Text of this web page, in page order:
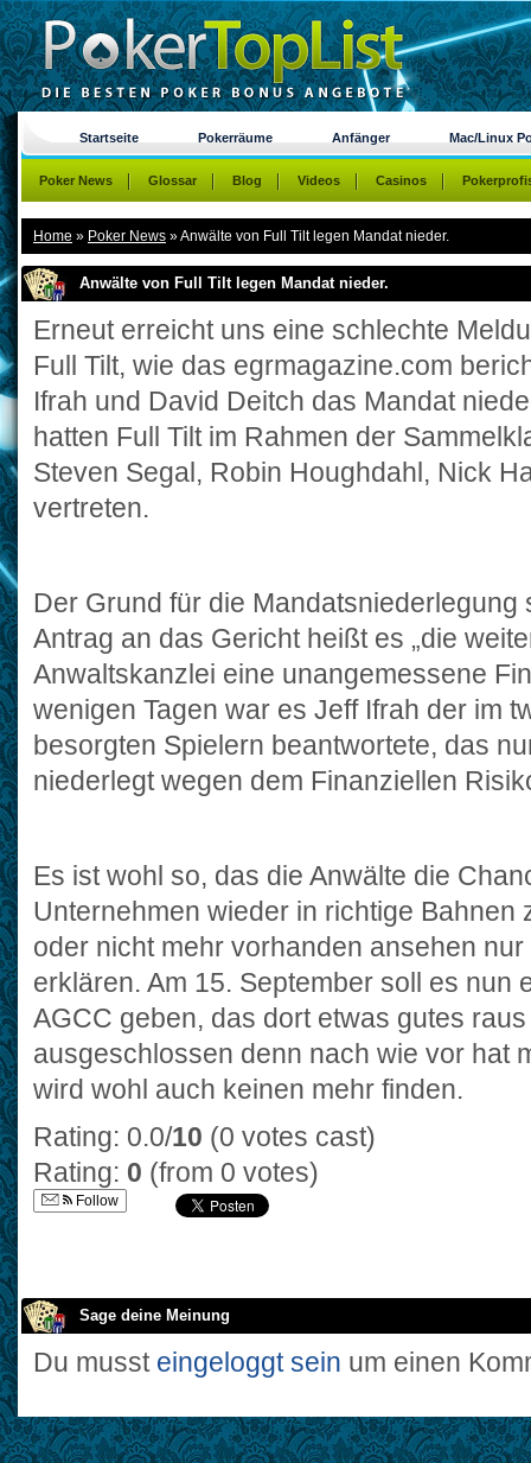
Home » Poker News »Anwälte von Full Tilt legen Mandat nieder.
Anwälte von Full Tilt legen Mandat nieder.
Erneut erreicht uns eine schlechte
Full Tilt, wie das egrmagazine.com
Ifrah und David Deitch das Mandat
hatten Full Tilt im Rahmen der
Steven Segal, Robin Houghdahl, Nick
vertreten.
Der Grund für die
Antrag an das Gericht heißt es „die
Anwaltskanzlei eine unangemessene
wenigen Tagen war es Jeff Ifrah der im
besorgten Spielern beantwortete, das
niederlegt wegen dem Finanziellen
Es ist wohl so, das die Anwälte die
Unternehmen wieder in richtige Bahnen
oder nicht mehr vorhanden ansehen
erklären. Am 15. September soll es nun
AGCC geben, das dort etwas gutes
ausgeschlossen denn nach wie vor hat
wird wohl auch keinen mehr finden.
Rating: 0.0/10 (0 votes cast)
Rating: 0 (from 0 votes)
Follow
Sage deine Meinung
Du musst eingeloggt sein um einen
Startseite Pokerräume Anfänger Mac/Linux
Poker News Glossar Blog Videos Casinos